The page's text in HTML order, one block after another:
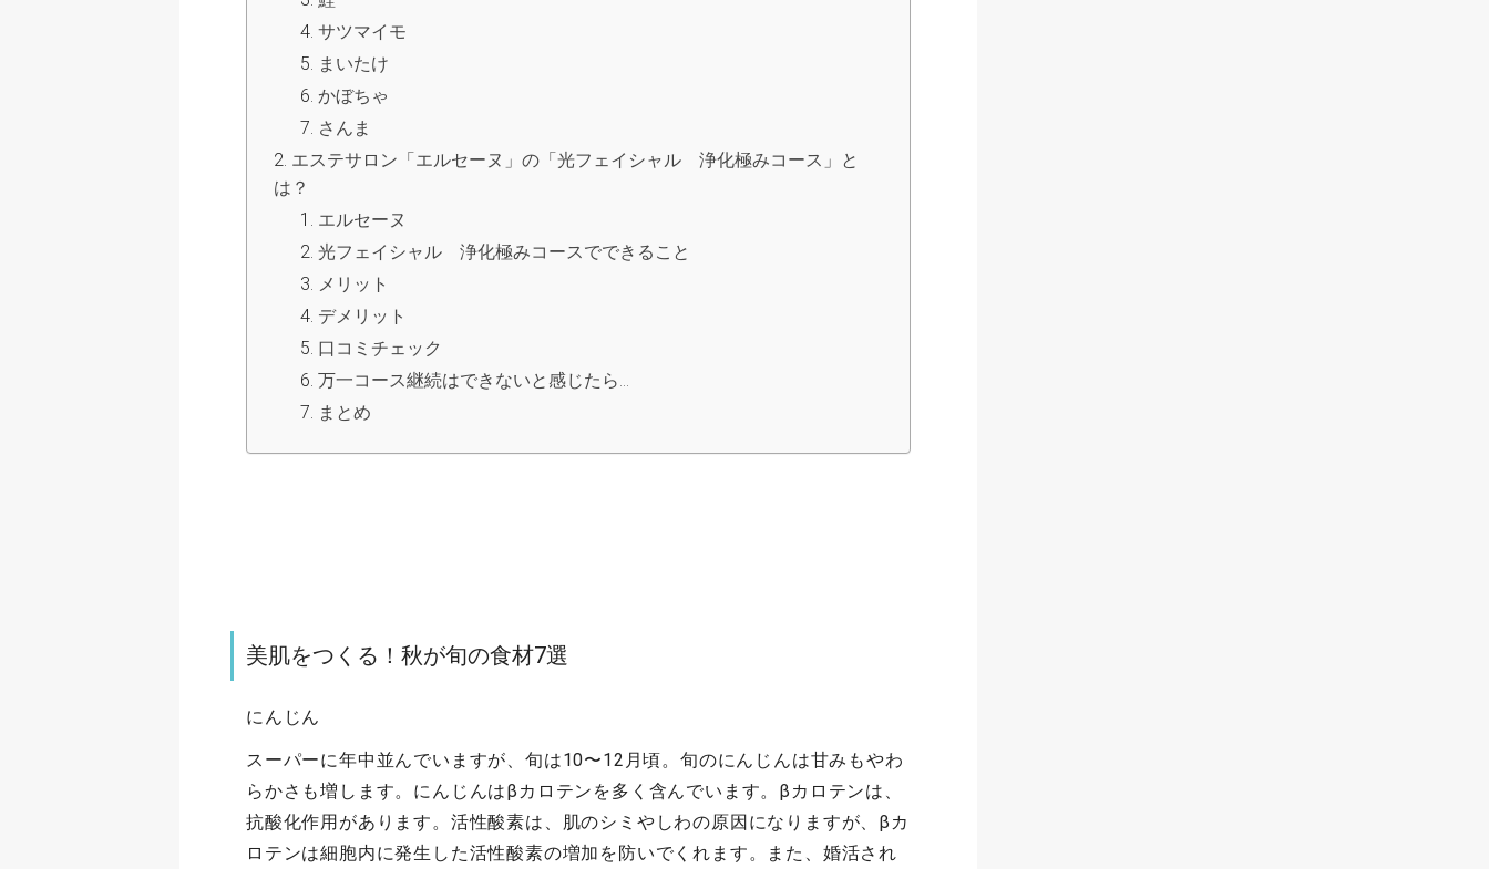
サツマイモ
まいたけ
かぼちゃ
さんま
エステサロン「エルセーヌ」の「光フェイシャル 浄化極みコース」と
は？
エルセーヌ
光フェイシャル 浄化極みコースでできること
メリット
デメリット
口コミチェック
万一コース継続はできないと感じたら…
まとめ
美肌をつくる！秋が旬の食材7選
にんじん
スーパーに年中並んでいますが、旬は10〜12月頃。旬のにんじんは甘みもやわ
らかさも増します。にんじんはβカロテンを多く含んでいます。βカロテンは、
抗酸化作用があります。活性酸素は、肌のシミやしわの原因になりますが、βカ
ロテンは細胞内に発生した活性酸素の増加を防いでくれます。また、婚活され